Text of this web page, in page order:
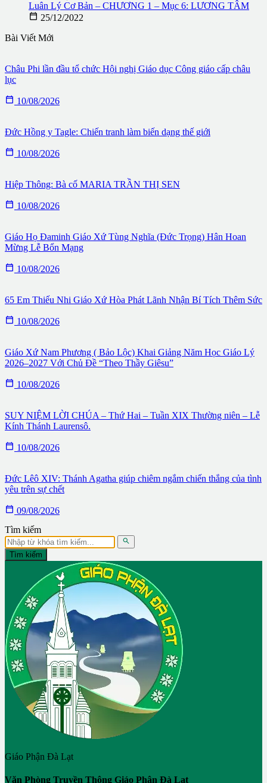
Luân Lý Cơ Bản – CHƯƠNG 1 – Mục 6: LƯƠNG TÂM
 25/12/2022
Bài Viết Mới
Châu Phi lần đầu tổ chức Hội nghị Giáo dục Công giáo cấp châu
lục
 10/08/2026
Đức Hồng y Tagle: Chiến tranh làm biến dạng thế giới
 10/08/2026
Hiệp Thông: Bà cố MARIA TRẦN THỊ SEN
 10/08/2026
Giáo Họ Đaminh Giáo Xứ Tùng Nghĩa (Đức Trọng) Hân Hoan
Mừng Lễ Bổn Mạng
 10/08/2026
65 Em Thiếu Nhi Giáo Xứ Hòa Phát Lãnh Nhận Bí Tích Thêm Sức
 10/08/2026
Giáo Xứ Nam Phương ( Bảo Lộc) Khai Giảng Năm Học Giáo Lý
2026–2027 Với Chủ Đề “Theo Thầy Giêsu”
 10/08/2026
SUY NIỆM LỜI CHÚA – Thứ Hai – Tuần XIX Thường niên – Lễ
Kính Thánh Laurensô.
 10/08/2026
Đức Lêô XIV: Thánh Agatha giúp chiêm ngắm chiến thắng của tình
yêu trên sự chết
 09/08/2026
Tìm kiếm

Tìm kiếm
Giáo Phận Đà Lạt
Văn Phòng Truyền Thông Giáo Phận Đà Lạt